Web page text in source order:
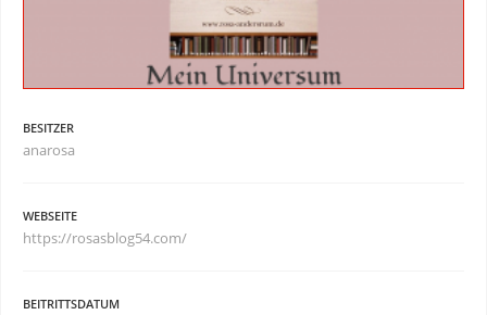
BESITZER
anarosa
WEBSEITE
https://rosasblog54.com/
BEITRITTSDATUM